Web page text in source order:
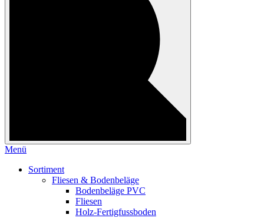
Menü
Sortiment
Fliesen & Bodenbeläge
Bodenbeläge PVC
Fliesen
Holz-Fertigfussboden